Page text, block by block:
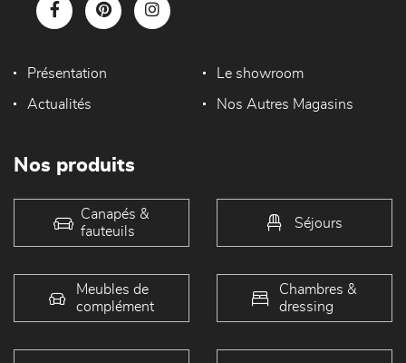
Présentation Le showroom
Actualités Nos Autres Magasins
Nos produits
Canapés &
fauteuils
Séjours
Meubles de
complément
Chambres &
dressing